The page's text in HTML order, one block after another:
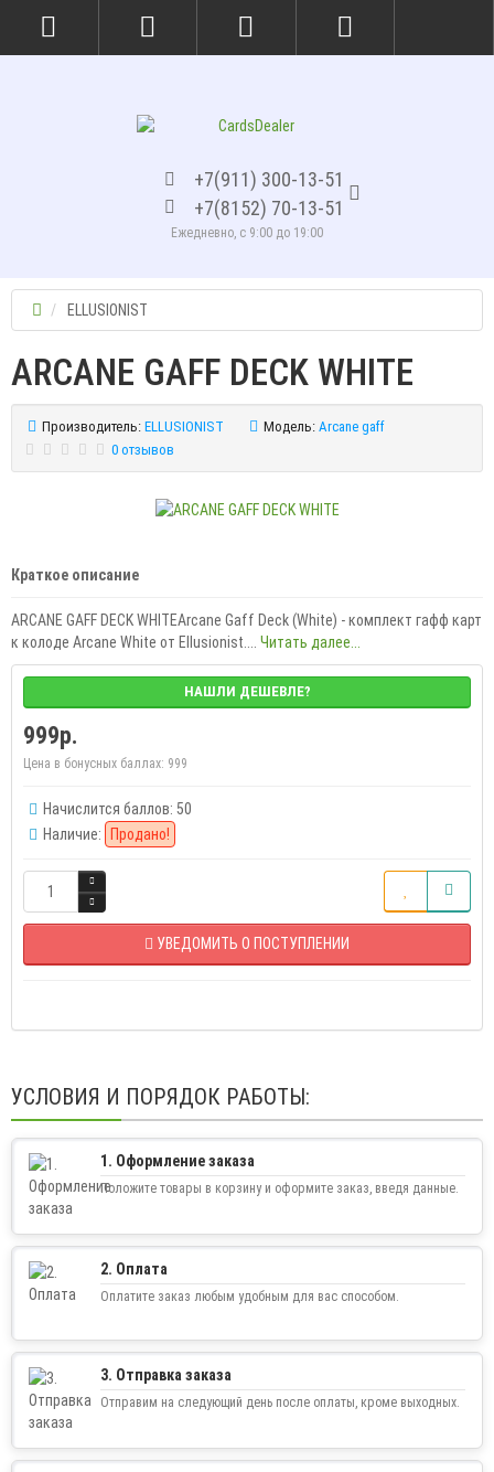
+7(911) 300-13-51
+7(8152) 70-13-51
Ежедневно, с 9:00 до 19:00
ELLUSIONIST
ARCANE GAFF DECK WHITE
Производитель: ELLUSIONIST Модель: Arcane gaff
0 отзывов
Краткое описание
ARCANE GAFF DECK WHITEArcane Gaff Deck (White) - комплект гафф карт
к колоде Arcane White от Ellusionist.... Читать далее...
НАШЛИ ДЕШЕВЛЕ?
999р.
Цена в бонусных баллах: 999
Начислится баллов: 50
Наличие: Продано!
УВЕДОМИТЬ О ПОСТУПЛЕНИИ
УСЛОВИЯ И ПОРЯДОК РАБОТЫ:
1. Оформление заказа
Положите товары в корзину и оформите заказ, введя данные.
2. Оплата
Оплатите заказ любым удобным для вас способом.
3. Отправка заказа
Отправим на следующий день после оплаты, кроме выходных.